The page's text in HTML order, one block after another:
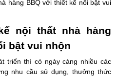
hàng BBQ với thiết kế nổi bật vui
nội thất nhà hàng
bật vui nhộn
triển thì có ngày càng nhiều các
nhu cầu sử dụng, thưởng thức